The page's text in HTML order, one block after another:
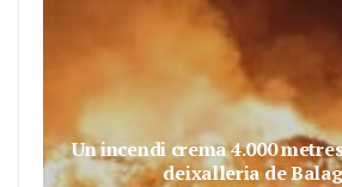
Un incendi crema 4.000
deixalleria de